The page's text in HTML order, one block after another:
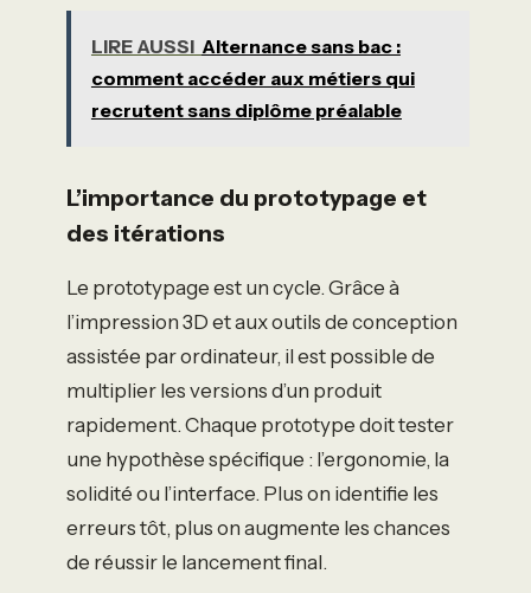
LIRE AUSSI Alternance sans bac :
comment accéder aux métiers qui
recrutent sans diplôme préalable
L’importance du prototypage et
des itérations
Le prototypage est un cycle. Grâce à
l’impression 3D et aux outils de conception
assistée par ordinateur, il est possible de
multiplier les versions d’un produit
rapidement. Chaque prototype doit tester
une hypothèse spécifique : l’ergonomie, la
solidité ou l’interface. Plus on identifie les
erreurs tôt, plus on augmente les chances
de réussir le lancement final.